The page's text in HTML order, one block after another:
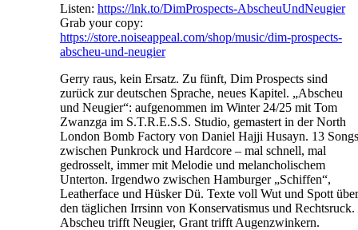
Listen: https://lnk.to/DimProspects-AbscheuUndNeugier
Grab your copy:
https://store.noiseappeal.com/shop/music/dim-prospects-
abscheu-und-neugier
Gerry raus, kein Ersatz. Zu fünft, Dim Prospects sind
zurück zur deutschen Sprache, neues Kapitel. „Abscheu
und Neugier“: aufgenommen im Winter 24/25 mit Tom
Zwanzga im S.T.R.E.S.S. Studio, gemastert in der North
London Bomb Factory von Daniel Hajji Husayn. 13 Songs
zwischen Punkrock und Hardcore – mal schnell, mal
gedrosselt, immer mit Melodie und melancholischem
Unterton. Irgendwo zwischen Hamburger „Schiffen“,
Leatherface und Hüsker Dü. Texte voll Wut und Spott über
den täglichen Irrsinn von Konservatismus und Rechtsruck.
Abscheu trifft Neugier, Grant trifft Augenzwinkern.